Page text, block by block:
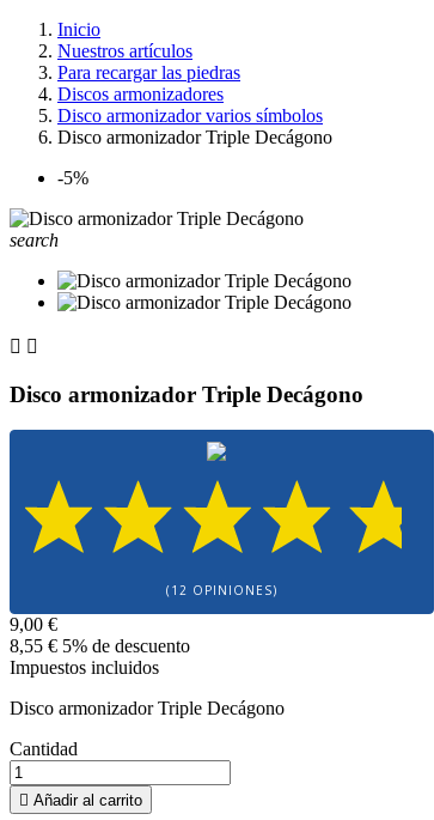
Inicio
Nuestros artículos
Para recargar las piedras
Discos armonizadores
Disco armonizador varios símbolos
Disco armonizador Triple Decágono
-5%
search
 
Disco armonizador Triple Decágono
(12 OPINIONES)
9,00 €
8,55 € 5% de descuento
Impuestos incluidos
Disco armonizador Triple Decágono
Cantidad
 Añadir al carrito